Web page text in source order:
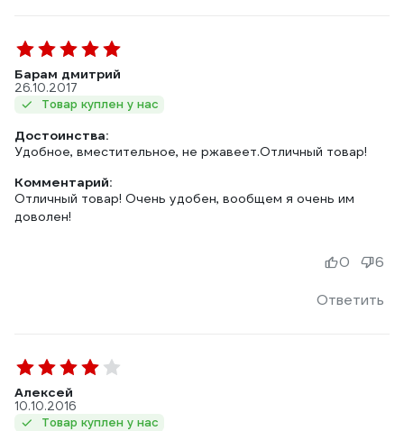
Барам дмитрий
26.10.2017
Товар куплен у нас
Достоинства:
Удобное, вместительное, не ржавеет.Отличный товар!
Комментарий:
Отличный товар! Очень удобен, вообщем я очень им
доволен!
Ответить
0 6
Алексей
10.10.2016
Товар куплен у нас